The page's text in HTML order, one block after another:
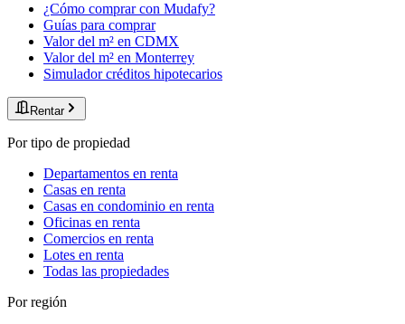
¿Cómo comprar con Mudafy?
Guías para comprar
Valor del m² en CDMX
Valor del m² en Monterrey
Simulador créditos hipotecarios
Rentar
Por tipo de propiedad
Departamentos en renta
Casas en renta
Casas en condominio en renta
Oficinas en renta
Comercios en renta
Lotes en renta
Todas las propiedades
Por región